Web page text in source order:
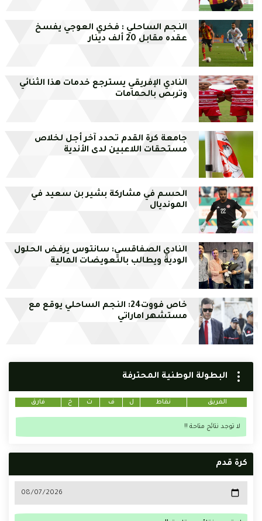
النجم الساحلي : فخري العوجي يفسخ
عقده مقابل 20 ألف دينار
النادي الإفريقي يسترجع خدمات هذا الثنائي
وتربص بالحمامات
جامعة كرة القدم تحدد آخر أجل لخلاص
مستحقات اللاعبين لدى الأندية
الحسم في مشاركة بشير بن سعيد في
المونديال
النادي الصفاقسي: سانتوس يرفض الحلول
الودية ويطالب بالتعويضات المالية
خاص فووت24: النجم الساحلي يوقع مع
مستشهر اماراتي
البطولة الوطنية المحترفة
الفريق نقاط ل ف ت خ فارق
لا توجد نتائج متاحة !!
كرة قدم